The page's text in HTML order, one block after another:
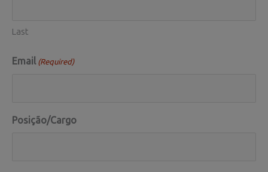
Last
Email (Required)
Posição/Cargo